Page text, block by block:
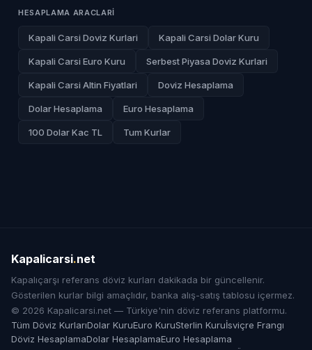
HESAPLAMA ARACLARI
Kapali Carsi Doviz Kurlari Kapali Carsi Dolar Kuru
Kapali Carsi Euro Kuru Serbest Piyasa Doviz Kurlari
Kapali Carsi Altin Fiyatlari Doviz Hesaplama
Dolar Hesaplama Euro Hesaplama
100 Dolar Kac TL Tum Kurlar
Kapalicarsi.net
Kapalıçarşı referans döviz kurları dakikada bir güncellenir.
Gösterilen kurlar bilgi amaçlıdır, banka alış-satış tablosu içermez.
© 2026 Kapalicarsi.net — Türkiye'nin döviz referans platformu.
Tüm Döviz KurlarıDolar KuruEuro KuruSterlin Kuruİsviçre Frangı
Döviz HesaplamaDolar HesaplamaEuro Hesaplama